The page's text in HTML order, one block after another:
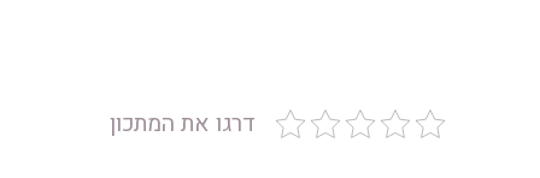
דרגו את המתכון